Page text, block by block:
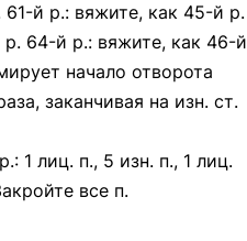
й р.: вяжите, как 45-й р.
64-й р.: вяжите, как 46-й
начало отворота
заканчивая на изн. ст.
1 лиц. п., 5 изн. п., 1 лиц.
все п.